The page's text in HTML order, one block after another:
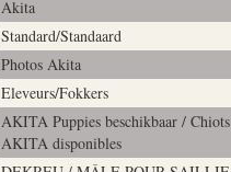
Akita
Standard/Standaard
Photos Akita
Eleveurs/Fokkers
AKITA Puppies beschikbaar / Chiots
AKITA disponibles